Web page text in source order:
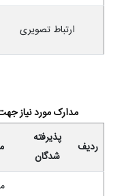
ارتباط تصویری
مدارک مورد نیاز
ردیف
پذیرفته
شدگان